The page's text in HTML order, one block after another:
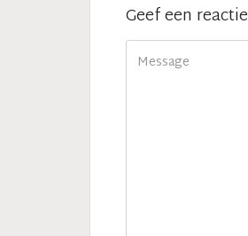
Geef een reactie